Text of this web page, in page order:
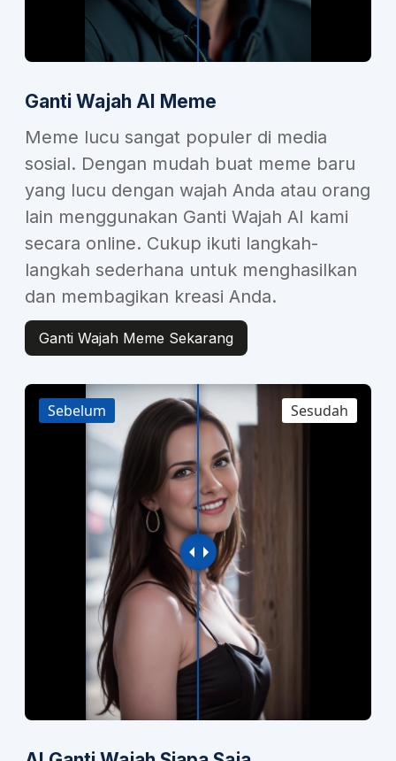
Ganti Wajah AI Meme
Meme lucu sangat populer di media
sosial. Dengan mudah buat meme baru
yang lucu dengan wajah Anda atau orang
lain menggunakan Ganti Wajah AI kami
secara online. Cukup ikuti langkah-
langkah sederhana untuk menghasilkan
dan membagikan kreasi Anda.
Ganti Wajah Meme Sekarang
Sesudah
Sebelum